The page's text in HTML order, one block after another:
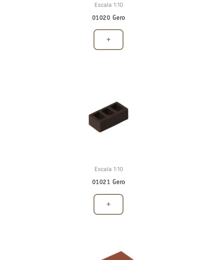
Escala 1:10
01020 Gero
+
Escala 1:10
01021 Gero
+